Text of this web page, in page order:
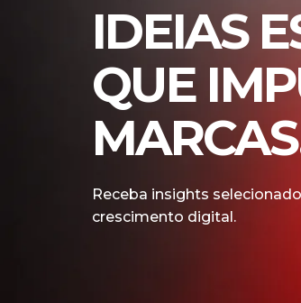
IDEIAS
QUE
Receba insights
crescimento digital.